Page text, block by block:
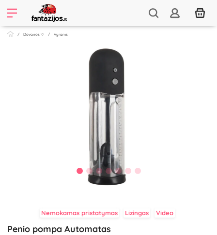
Dovanos ♡ Vyrams
Nemokamas pristatymas Lizingas Video
Penio pompa Automatas